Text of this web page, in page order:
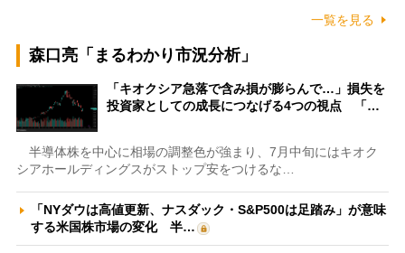
一覧を見る
森口亮「まるわかり市況分析」
「キオクシア急落で含み損が膨らんで…」損失を
投資家としての成長につなげる4つの視点 「…
半導体株を中心に相場の調整色が強まり、7月中旬にはキオク
シアホールディングスがストップ安をつけるな…
「NYダウは高値更新、ナスダック・S&P500は足踏み」が意味
する米国株市場の変化 半…